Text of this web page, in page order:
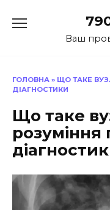
до
Ваш
ГОЛОВНА » ЩО ТАКЕ
ДІАГНОСТИКИ
Що таке
розуміння